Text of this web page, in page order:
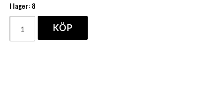
I lager: 8
KÖP